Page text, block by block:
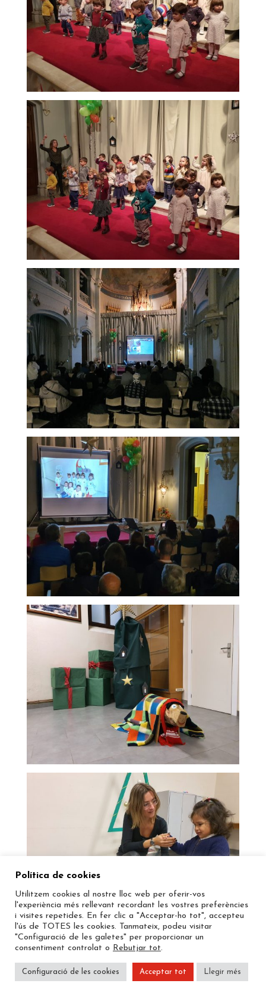
Política de cookies
Utilitzem cookies al nostre lloc web per oferir-vos
l'experiència més rellevant recordant les vostres preferències
i visites repetides. En fer clic a "Acceptar-ho tot", accepteu
l'ús de TOTES les cookies. Tanmateix, podeu visitar
"Configuració de les galetes" per proporcionar un
consentiment controlat o Rebutjar tot.
Configuració de les cookies Acceptar tot Llegir més